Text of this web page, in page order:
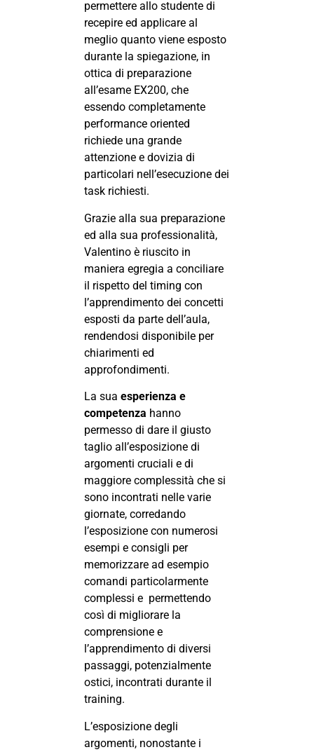
permettere allo studente di
recepire ed applicare al
meglio quanto viene esposto
durante la spiegazione, in
ottica di preparazione
all’esame EX200, che
essendo completamente
performance oriented
richiede una grande
attenzione e dovizia di
particolari nell’esecuzione dei
task richiesti.
Grazie alla sua preparazione
ed alla sua professionalità,
Valentino è riuscito in
maniera egregia a conciliare
il rispetto del timing con
l’apprendimento dei concetti
esposti da parte dell’aula,
rendendosi disponibile per
chiarimenti ed
approfondimenti.
La sua esperienza e
competenza hanno
permesso di dare il giusto
taglio all’esposizione di
argomenti cruciali e di
maggiore complessità che si
sono incontrati nelle varie
giornate, corredando
l’esposizione con numerosi
esempi e consigli per
memorizzare ad esempio
comandi particolarmente
complessi e permettendo
così di migliorare la
comprensione e
l’apprendimento di diversi
passaggi, potenzialmente
ostici, incontrati durante il
training.
L’esposizione degli
argomenti, nonostante i